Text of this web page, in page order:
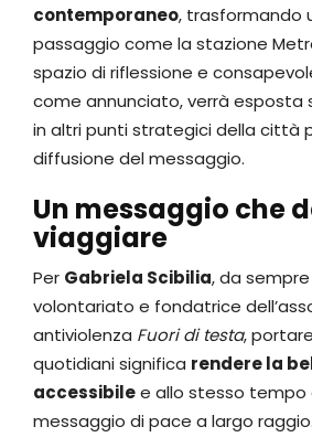
contemporaneo, trasformando
passaggio come la stazione
spazio di riflessione e
come annunciato, verrà esposta
in altri punti strategici della città
diffusione del messaggio.
Un messaggio che
viaggiare
Per Gabriela Scibilia, da
volontariato e fondatrice
antiviolenza Fuori di testa,
quotidiani significa rendere la
accessibilee allo stesso tempo
messaggio di pace a largo raggio.